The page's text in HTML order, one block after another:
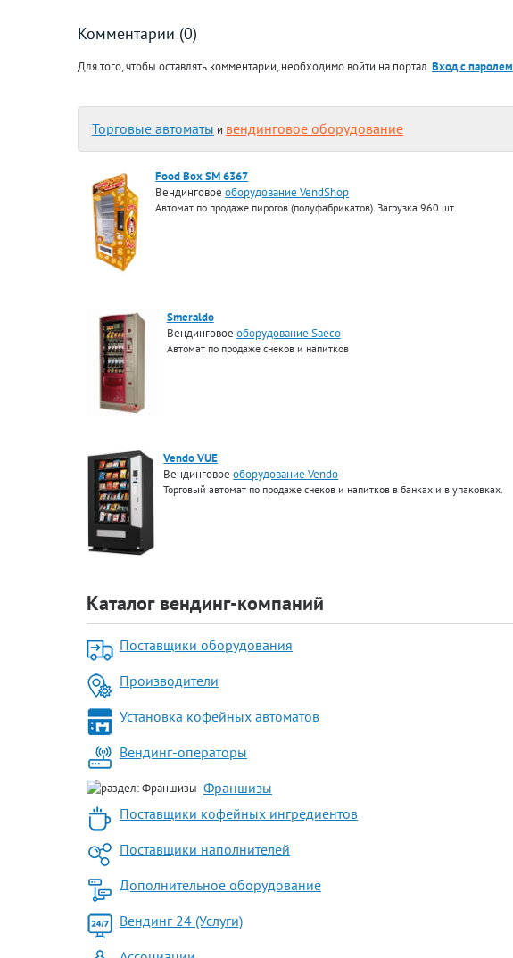
Комментарии (0)
Для того, чтобы оставлять комментарии, необходимо войти на портал.Вход с паролем
Торговые автоматы и вендинговое оборудование
Food Box SM 6367
Вендинговоеоборудование VendShop
Автомат по продаже пирогов (полуфабрикатов). Загрузка 960 шт.
Smeraldo
Вендинговое оборудование Saeco
Автомат по продаже снеков и напитков
Vendo VUE
Вендинговоеоборудование Vendo
Торговый автомат по продаже снеков и напитков в банках и в упаковках.
Каталог вендинг-компаний
Поставщики оборудования
Производители
Установка кофейных автоматов
Вендинг-операторы
Франшизы
Поставщики кофейных ингредиентов
Поставщики наполнителей
Дополнительное оборудование
Вендинг 24 (Услуги)